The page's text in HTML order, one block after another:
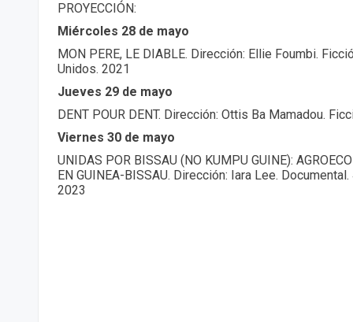
PROYECCIÓN:
Miércoles 28 de mayo
MON PERE, LE DIABLE. Dirección: Ellie Foumbi.
Unidos. 2021
Jueves 29 de mayo
DENT POUR DENT. Dirección: Ottis Ba Mamadou.
Viernes 30 de mayo
UNIDAS POR BISSAU (NO KUMPU GUINE):
EN GUINEA-BISSAU. Dirección: Iara Lee.
2023